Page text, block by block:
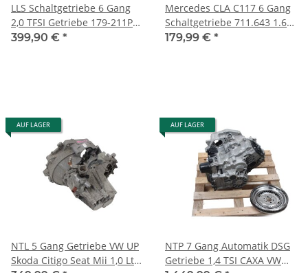
LLS Schaltgetriebe 6 Gang
2,0 TFSI Getriebe 179-211PS
Audi A4 8K A5 8T 8F 179TKM
399,90 € *
Mercedes CLA C117 6 Gang
Schaltgetriebe 711.643 1.6
Ltr. Benzin 156PS 58Tkm.
179,99 € *
AUF LAGER
NTL 5 Gang Getriebe VW UP
Skoda Citigo Seat Mii 1,0 Ltr.
AUF LAGER
NTP 7 Gang Automatik DSG
Getriebe 1,4 TSI CAXA VW